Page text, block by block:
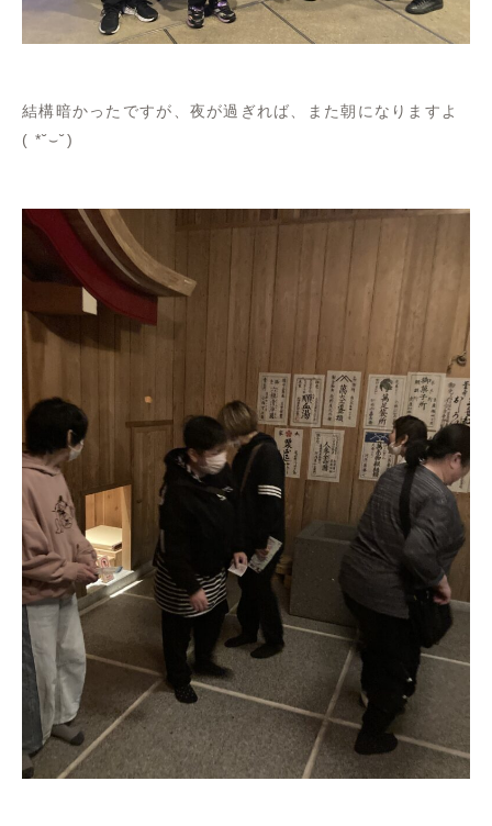
結構暗かったですが、夜が過ぎれば、また朝になりますよ
( *˘⌣˘)